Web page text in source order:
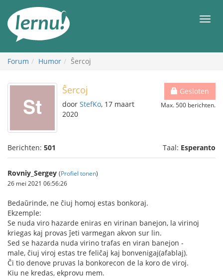
inhoud
Forum Humor Ŝercoj
Gesloten
Max. 500 berichten.
Ŝercoj
door StefKo, 17 maart
2020
Berichten: 501 Taal: Esperanto
Rovniy_Sergey (Profiel tonen)
26 mei 2021 06:56:26
Bedaŭrinde, ne ĉiuj homoj estas bonkoraj.
Ekzemple:
Se nuda viro hazarde eniras en virinan banejon, la virinoj
kriegas kaj provas ĵeti varmegan akvon sur lin.
Sed se hazarda nuda virino trafas en viran banejon -
male, ĉiuj viroj estas tre feliĉaj kaj bonvenigaj(afablaj).
Ĉi tio denove pruvas la bonkorecon de la koro de viroj.
Kiu ne kredas, ekprovu mem.